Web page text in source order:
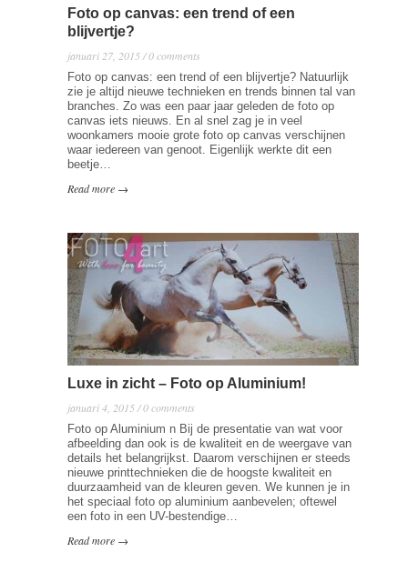
Foto op canvas: een trend of een
blijvertje?
januari 27, 2015 / 0 comments
Foto op canvas: een trend of een blijvertje? Natuurlijk
zie je altijd nieuwe technieken en trends binnen tal van
branches. Zo was een paar jaar geleden de foto op
canvas iets nieuws. En al snel zag je in veel
woonkamers mooie grote foto op canvas verschijnen
waar iedereen van genoot. Eigenlijk werkte dit een
beetje…
Read more →
Luxe in zicht – Foto op Aluminium!
januari 4, 2015 / 0 comments
Foto op Aluminium n Bij de presentatie van wat voor
afbeelding dan ook is de kwaliteit en de weergave van
details het belangrijkst. Daarom verschijnen er steeds
nieuwe printtechnieken die de hoogste kwaliteit en
duurzaamheid van de kleuren geven. We kunnen je in
het speciaal foto op aluminium aanbevelen; oftewel
een foto in een UV-bestendige…
Read more →